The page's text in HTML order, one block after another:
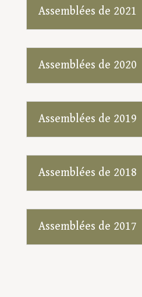
Assemblées de 2021
Assemblées de 2020
Assemblées de 2019
Assemblées de 2018
Assemblées de 2017